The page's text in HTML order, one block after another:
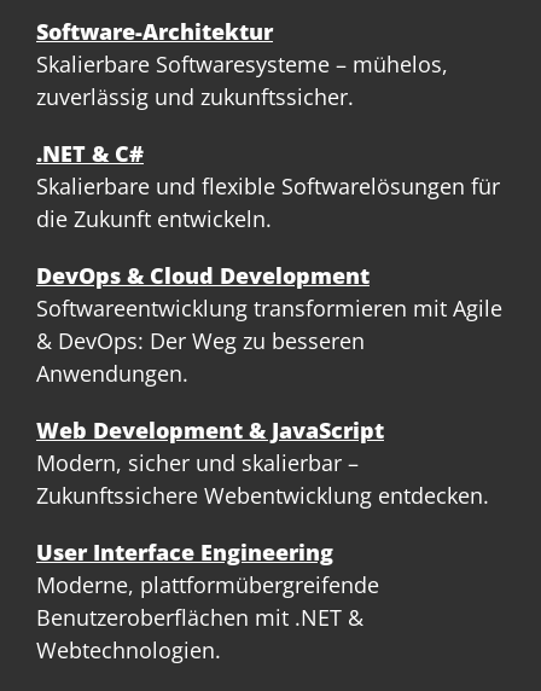
Software-Architektur
Skalierbare Softwaresysteme – mühelos,
zuverlässig und zukunftssicher.
.NET & C#
Skalierbare und flexible Softwarelösungen für
die Zukunft entwickeln.
DevOps & Cloud Development
Softwareentwicklung transformieren mit Agile
& DevOps: Der Weg zu besseren
Anwendungen.
Web Development & JavaScript
Modern, sicher und skalierbar –
Zukunftssichere Webentwicklung entdecken.
User Interface Engineering
Moderne, plattformübergreifende
Benutzeroberflächen mit .NET &
Webtechnologien.